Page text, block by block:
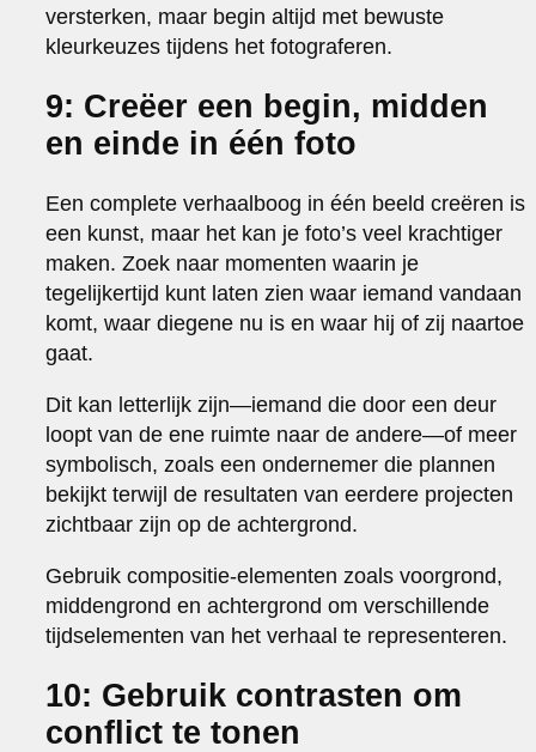
versterken, maar begin altijd met bewuste
kleurkeuzes tijdens het fotograferen.
9: Creëer een begin, midden
en einde in één foto
Een complete verhaalboog in één beeld creëren is
een kunst, maar het kan je foto’s veel krachtiger
maken. Zoek naar momenten waarin je
tegelijkertijd kunt laten zien waar iemand vandaan
komt, waar diegene nu is en waar hij of zij naartoe
gaat.
Dit kan letterlijk zijn—iemand die door een deur
loopt van de ene ruimte naar de andere—of meer
symbolisch, zoals een ondernemer die plannen
bekijkt terwijl de resultaten van eerdere projecten
zichtbaar zijn op de achtergrond.
Gebruik compositie-elementen zoals voorgrond,
middengrond en achtergrond om verschillende
tijdselementen van het verhaal te representeren.
10: Gebruik contrasten om
conflict te tonen